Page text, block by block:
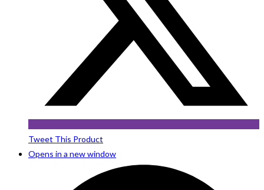
Tweet This Product
Opens in a new window